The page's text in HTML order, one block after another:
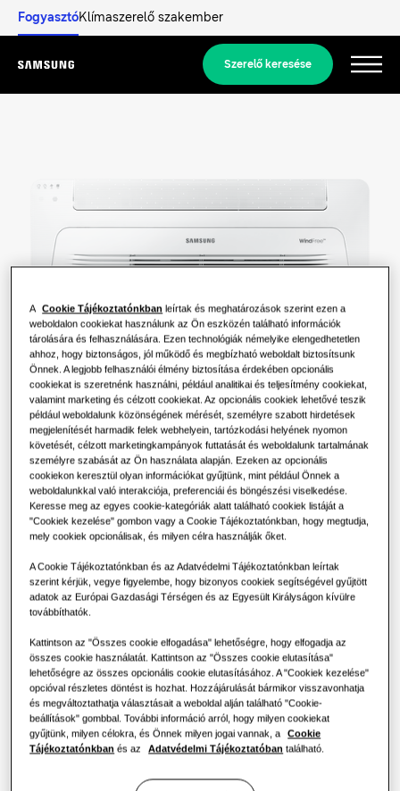
FogyasztóKlímaszerelő szakember
Menu
Szerelő keresése
LAKOSSÁGI MEGOLDÁSOK
Mi az a hőszivattyú és hogyan
működik?
A hőszivattyúk nyújtotta előnyök
Mi az a légkondicionáló és hogyan
működik?
KERESKEDELMI MEGOLDÁSOK
Szállodák
Kiskereskedelem
Vendéglátás
Irodák
Fenntarthatóság
One Samsung
Megoldásaink
Légkondicionálási megoldások
Hőszivattyú megoldások
MEGOLDÁSOK KERESKEDELMI ÉPÜLETEKHEZ
Légkondicionálási megoldások
Vezérlések
Termékek
Hero termékek
A Samsungról
TELJESÍTMÉNY 2.6KW
WindFree™️ 1-utas kazettás egység
AJ026TN1DKG/EU
2.6KW 3.5KW
Elérhető villamos teljesítmény
Egyfázisú
Szerelő keresése
A Cookie Tájékoztatónkban leírtak és meghatározások szerint ezen a
weboldalon cookiekat használunk az Ön eszközén található információk
tárolására és felhasználására. Ezen technológiák némelyike elengedhetetlen
ahhoz, hogy biztonságos, jól működő és megbízható weboldalt biztosítsunk
Önnek. A legjobb felhasználói élmény biztosítása érdekében opcionális
cookiekat is szeretnénk használni, például analitikai és teljesítmény cookiekat,
valamint marketing és célzott cookiekat. Az opcionális cookiek lehetővé teszik
például weboldalunk közönségének mérését, személyre szabott hirdetések
megjelenítését harmadik felek webhelyein, tartózkodási helyének nyomon
követését, célzott marketingkampányok futtatását és weboldalunk tartalmának
személyre szabását az Ön használata alapján. Ezeken az opcionális
cookiekon keresztül olyan információkat gyűjtünk, mint például Önnek a
weboldalunkkal való interakciója, preferenciái és böngészési viselkedése.
Keresse meg az egyes cookie-kategóriák alatt található cookiek listáját a
"Cookiek kezelése" gombon vagy a Cookie Tájékoztatónkban, hogy megtudja,
mely cookiek opcionálisak, és milyen célra használják őket.
A Cookie Tájékoztatónkban és az Adatvédelmi Tájékoztatónkban leírtak
szerint kérjük, vegye figyelembe, hogy bizonyos cookiek segítségével gyűjtött
adatok az Európai Gazdasági Térségen és az Egyesült Királyságon kívülre
továbbíthatók.
Kattintson az "Összes cookie elfogadása" lehetőségre, hogy elfogadja az
összes cookie használatát. Kattintson az "Összes cookie elutasítása"
lehetőségre az összes opcionális cookie elutasításához. A "Cookiek kezelése"
opcióval részletes döntést is hozhat. Hozzájárulását bármikor visszavonhatja
és megváltoztathatja választásait a weboldal alján található "Cookie-
beállítások" gombbal. További információ arról, hogy milyen cookiekat
gyűjtünk, milyen célokra, és Önnek milyen jogai vannak, a
Cookie
Tájékoztatónkban és az Adatvédelmi Tájékoztatóban található.